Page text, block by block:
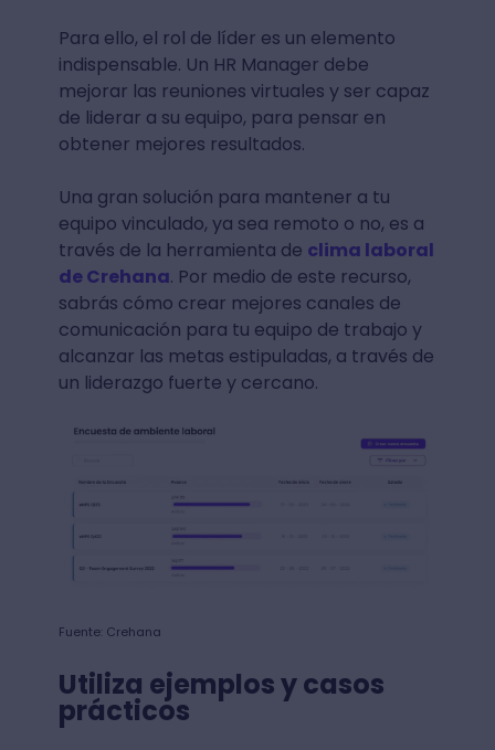
Para ello, el rol de líder es un elemento
indispensable. Un HR Manager debe
mejorar las reuniones virtuales y ser capaz
de liderar a su equipo, para pensar en
obtener mejores resultados.
Una gran solución para mantener a tu
equipo vinculado, ya sea remoto o no, es a
través de la herramienta de clima laboral
de Crehana. Por medio de este recurso,
sabrás cómo crear mejores canales de
comunicación para tu equipo de trabajo y
alcanzar las metas estipuladas, a través de
un liderazgo fuerte y cercano.
Fuente: Crehana
Utiliza ejemplos y casos
prácticos